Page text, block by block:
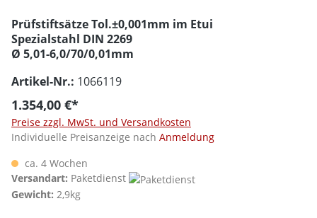
Prüfstiftsätze Tol.±0,001mm im Etui
Spezialstahl DIN 2269
Ø 5,01-6,0/70/0,01mm
Artikel-Nr.: 1066119
1.354,00 €*
Preise zzgl. MwSt. und Versandkosten
Individuelle Preisanzeige nach Anmeldung
ca. 4 Wochen
Versandart: Paketdienst
Gewicht: 2,9kg